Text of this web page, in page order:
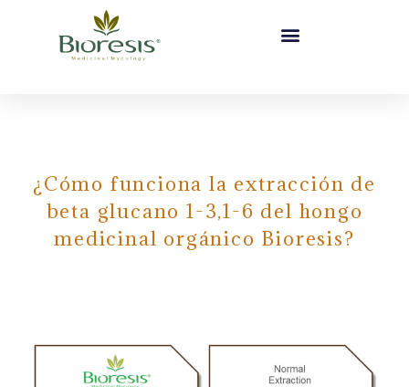
¿Cómo funciona la extracción de
beta glucano 1-3,1-6 del hongo
medicinal orgánico Bioresis?